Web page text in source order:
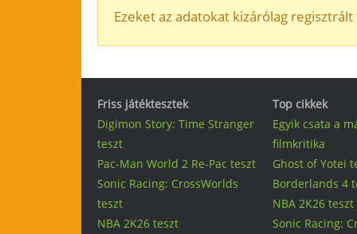
Ezeket az adatokat kizárólag
Friss játéktesztek
Digimon Story: Time Stranger
teszt
Pac-Man World 2 Re-Pac teszt
Sonic Racing: CrossWorlds
teszt
NBA 2K26 teszt
Top cikkek
Egyik csata a
filmkritika
Ghost of Yotei
Borderlands 4
NBA 2K26 teszt
Sonic Racing: